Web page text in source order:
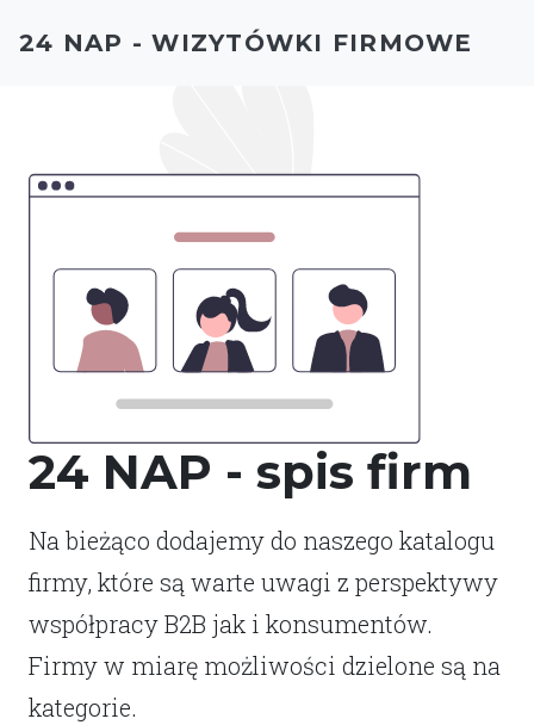
24 NAP - spis firm
Na bieżąco dodajemy do naszego katalogu
firmy, które są warte uwagi z perspektywy
współpracy B2B jak i konsumentów.
Firmy w miarę możliwości dzielone są na
kategorie.
24 NAP - WIZYTÓWKI FIRMOWE